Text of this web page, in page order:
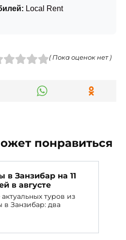
Local Rent
( Пока оценок нет )
понравиться
в Занзибар на 11
в августе
туров из
в Занзибар: два